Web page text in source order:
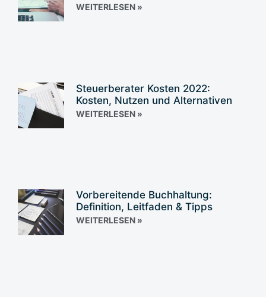
WEITERLESEN »
Steuerberater Kosten 2022:
Kosten, Nutzen und Alternativen
WEITERLESEN »
Vorbereitende Buchhaltung:
Definition, Leitfaden & Tipps
WEITERLESEN »